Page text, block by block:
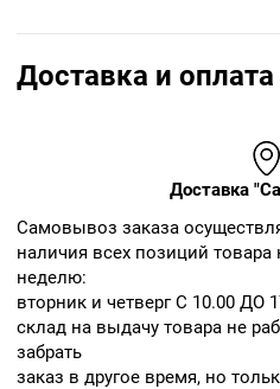
Доставка и оплата
Доставка
Cамовывоз заказа
наличия всех позиций товара
неделю:
вторник и четверг С 10.00 ДО
склад на выдачу товара не
забрать
заказ в другое время, но